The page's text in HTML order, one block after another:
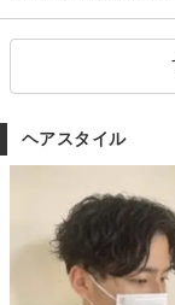
ヘアスタイル